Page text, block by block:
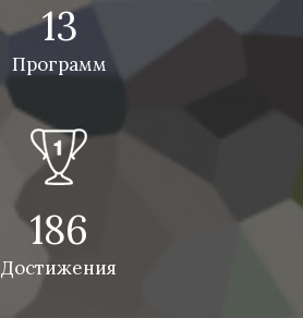
13
Программ
186
Достижения